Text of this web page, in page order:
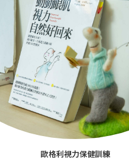
歐格利視力保健訓練